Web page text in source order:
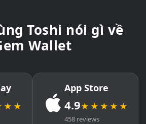
Toshi nói gì về
Wallet
App Store
4.9★★★★★
458 reviews